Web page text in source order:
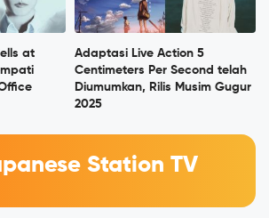
at
Adaptasi Live Action 5
Centimeters Per Second telah
Diumumkan, Rilis Musim Gugur
2025
Station TV